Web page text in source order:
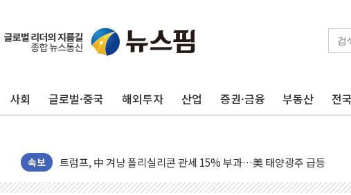
사회 글로벌·중국 해외투자 산업 증권·금융 부동산 전국
속보
보훈부, 미 DPAA와 MOU… "6·25 미군 실종자 7359명 끝까지 찾겠
트럼프 "금리 내려야"…파월 때와 달리 워시엔 톤 낮춰
李 "해남 태양광, 대한민국 다음 100년 밑거름…수도권 집중 완화 전
李 대통령, '6시간 마라톤 부동산 2차 회의' 주재… "전폭적 공급 확
[사진] 빈살만과 에르도안의 만남
이란와이어 "이란 최고지도자 위독…곧 사망해도 놀랍지 않아"